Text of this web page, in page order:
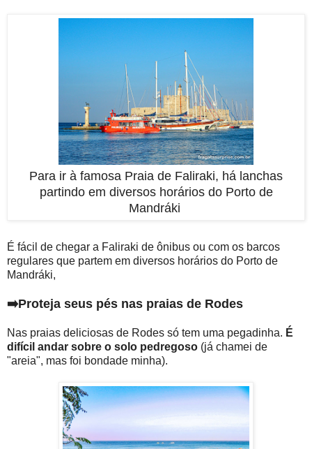
Para ir à famosa Praia de Faliraki, há lanchas
partindo em diversos horários do Porto de
Mandráki
É fácil de chegar a Faliraki de ônibus ou com os barcos
regulares que partem em diversos horários do Porto de
Mandráki,
➡️Proteja seus pés nas praias de Rodes
Nas praias deliciosas de Rodes só tem uma pegadinha. É
difícil andar sobre o solo pedregoso (já chamei de
"areia", mas foi bondade minha).